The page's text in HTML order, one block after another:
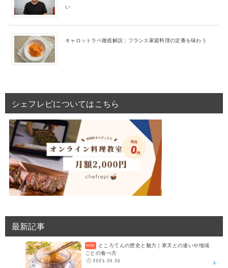
い
キャロットラペ徹底解説：フランス家庭料理の定番を味わう
シェフレピについてはこちら
最新記事
ところてんの歴史と魅力｜寒天との違いや地域
ごとの食べ方
2026.08.08